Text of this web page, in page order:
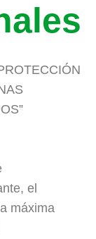
el
máxima